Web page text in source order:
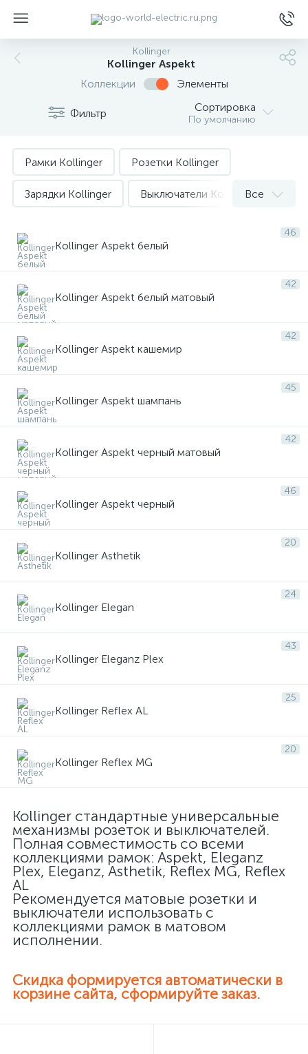
Kollinger
Kollinger Aspekt
Коллекции
Элементы
Фильтр Сортировка
По умолчанию
Рамки Kollinger Розетки Kollinger
Зарядки Kollinger Выключатели Kollinger
Мультимедиа Kollinger
Подсветка ступенек Kollinger
Все
46
Kollinger Aspekt белый
42
Kollinger Aspekt белый матовый
42
Kollinger Aspekt кашемир
45
Kollinger Aspekt шампань
42
Kollinger Aspekt черный матовый
46
Kollinger Aspekt черный
20
Kollinger Asthetik
24
Kollinger Elegan
43
Kollinger Eleganz Plex
25
Kollinger Reflex AL
20
Kollinger Reflex MG
Kollinger стандартные универсальные
механизмы розеток и выключателей.
Полная совместимость со всеми
коллекциями рамок: Aspekt, Eleganz
Plex, Eleganz, Asthetik, Reflex MG, Reflex
AL
Рекомендуется матовые розетки и
выключатели использовать с
коллекциями рамок в матовом
исполнении.
Скидка формируется автоматически в
корзине сайта, сформируйте заказ.